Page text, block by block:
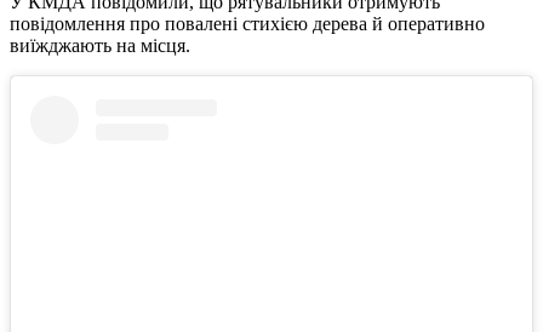
повідомлення про повалені стихією дерева й оперативно
виїжджають на місця.